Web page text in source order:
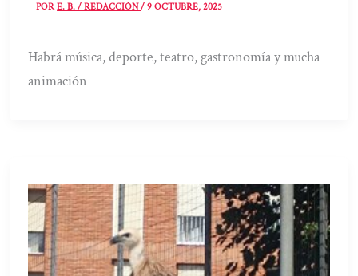
PORE. B. / REDACCIÓN/9 OCTUBRE, 2025
Habrá música, deporte, teatro, gastronomía y mucha
animación